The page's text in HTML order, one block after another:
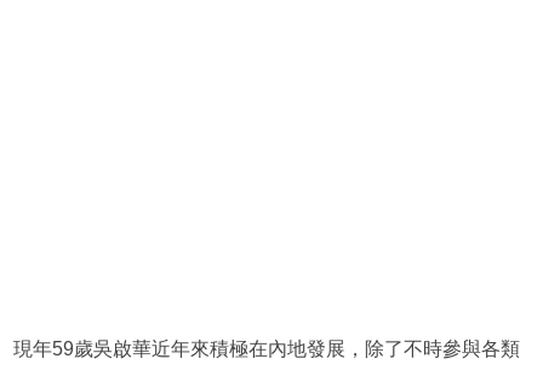
現年59歲吳啟華近年來積極在內地發展，除了不時參與各類